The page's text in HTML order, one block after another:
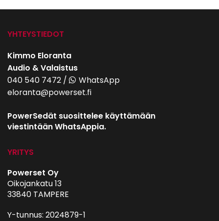
YHTEYSTIEDOT
Kimmo Eloranta
Audio & Valaistus
040 540 7472 /
WhatsApp
eloranta@powerset.fi
PowerSedät suosittelee käyttämään
viestintään WhatsAppia.
YRITYS
Powerset Oy
Oikojankatu 13
33840 TAMPERE
Y-tunnus: 2024879-1